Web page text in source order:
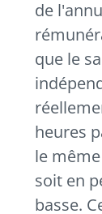
de
que le
heures
le
soit en
basse.